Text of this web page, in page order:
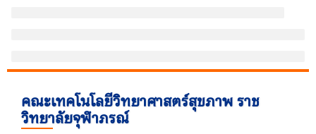
คณะเทคโนโลยีวิทยาศาสตร์สุขภาพ ราช
วิทยาลัยจุฬาภรณ์